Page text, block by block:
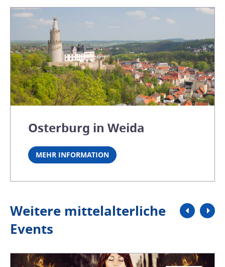
Osterburg in Weida
MEHR INFORMATION
Weitere mittelalterliche
Events